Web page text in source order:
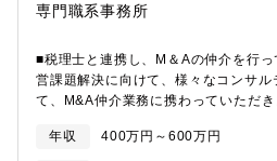
専門職系事務所
■税理士と連携し、M＆Aの仲介を行
営課題解決に向けて、様々なコンサル
て、M&A仲介業務に携わっていただき
提案、条件交渉、契約 等
年収 400万円～600万円